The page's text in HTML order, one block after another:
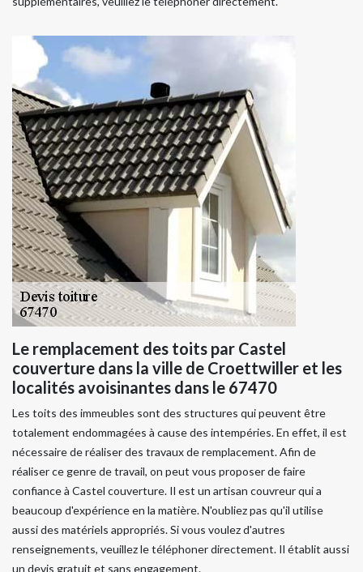
Le remplacement des toits par Castel
couverture dans la ville de Croettwiller et les
localités avoisinantes dans le 67470
Les toits des immeubles sont des structures qui peuvent être
totalement endommagées à cause des intempéries. En effet, il est
nécessaire de réaliser des travaux de remplacement. Afin de
réaliser ce genre de travail, on peut vous proposer de faire
confiance à Castel couverture. Il est un artisan couvreur qui a
beaucoup d'expérience en la matière. N'oubliez pas qu'il utilise
aussi des matériels appropriés. Si vous voulez d'autres
renseignements, veuillez le téléphoner directement. Il établit aussi
un devis gratuit et sans engagement.